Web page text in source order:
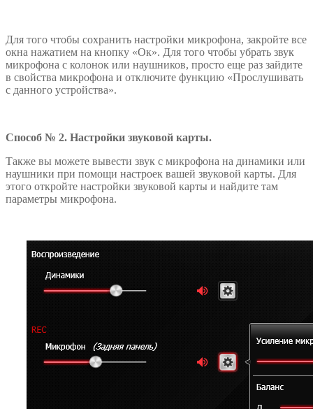
Для того чтобы сохранить настройки микрофона, закройте все
окна нажатием на кнопку «Ок». Для того чтобы убрать звук
микрофона с колонок или наушников, просто еще раз зайдите
в свойства микрофона и отключите функцию «Прослушивать
с данного устройства».
Способ № 2. Настройки звуковой карты.
Также вы можете вывести звук с микрофона на динамики или
наушники при помощи настроек вашей звуковой карты. Для
этого откройте настройки звуковой карты и найдите там
параметры микрофона.